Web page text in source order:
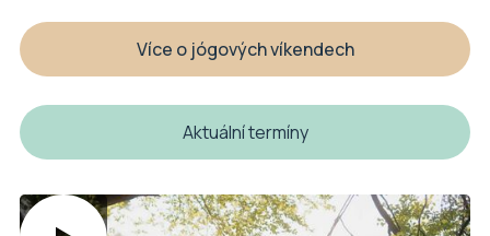
Více o jógových víkendech
Aktuální termíny